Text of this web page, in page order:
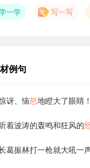
一学 写一写
例句
讶、恼怒地瞪大了眼睛！
着波涛的轰鸣和狂风的
葛振林打一枪就大吼一